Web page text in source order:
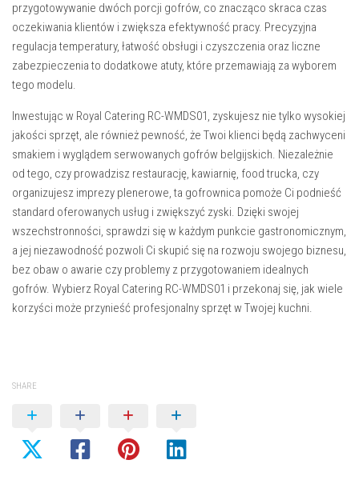
przygotowywanie dwóch porcji gofrów, co znacząco skraca czas
oczekiwania klientów i zwiększa efektywność pracy. Precyzyjna
regulacja temperatury, łatwość obsługi i czyszczenia oraz liczne
zabezpieczenia to dodatkowe atuty, które przemawiają za wyborem
tego modelu.
Inwestując w Royal Catering RC-WMDS01, zyskujesz nie tylko wysokiej
jakości sprzęt, ale również pewność, że Twoi klienci będą zachwyceni
smakiem i wyglądem serwowanych gofrów belgijskich. Niezależnie
od tego, czy prowadzisz restaurację, kawiarnię, food trucka, czy
organizujesz imprezy plenerowe, ta gofrownica pomoże Ci podnieść
standard oferowanych usług i zwiększyć zyski. Dzięki swojej
wszechstronności, sprawdzi się w każdym punkcie gastronomicznym,
a jej niezawodność pozwoli Ci skupić się na rozwoju swojego biznesu,
bez obaw o awarie czy problemy z przygotowaniem idealnych
gofrów. Wybierz Royal Catering RC-WMDS01 i przekonaj się, jak wiele
korzyści może przynieść profesjonalny sprzęt w Twojej kuchni.
SHARE